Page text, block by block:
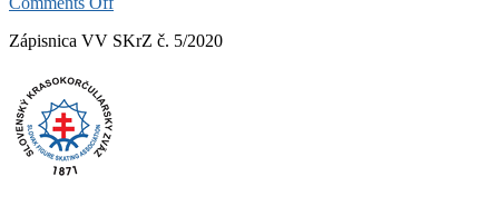
VV
Zápisnica VV SKrZ č. 5/2020